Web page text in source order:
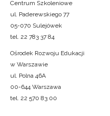
Centrum Szkoleniowe
ul. Paderewskiego 77
05-070 Sulejówek
tel. 22 783 37 84
Ośrodek Rozwoju Edukacji
w Warszawie
ul. Polna 46A
00-644 Warszawa
tel. 22 570 83 00